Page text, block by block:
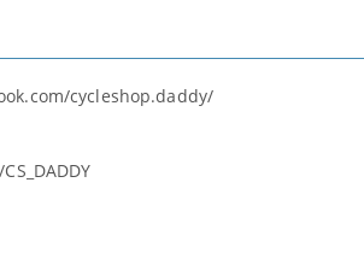
cycleshop.daddy/